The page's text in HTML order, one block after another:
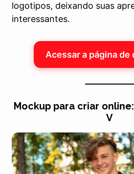
logotipos, deixando suas
interessantes.
Acessar a página de
Mockup para criar
V